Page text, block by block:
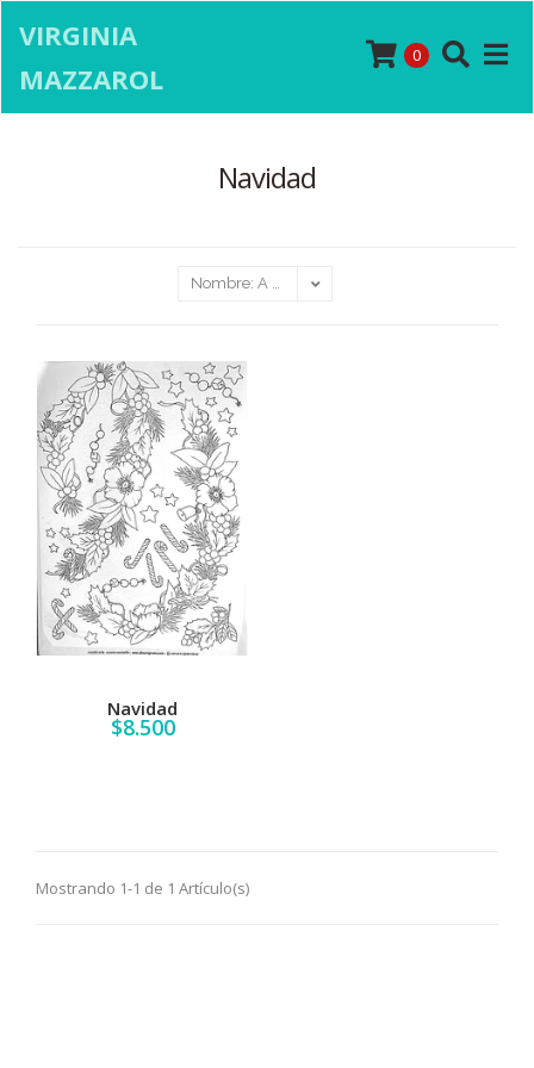
VIRGINIA
MAZZAROL
0
Navidad
Navidad
$8.500
Mostrando 1-1 de 1 Artículo(s)